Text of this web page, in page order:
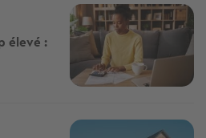
Image
élevé :
Image